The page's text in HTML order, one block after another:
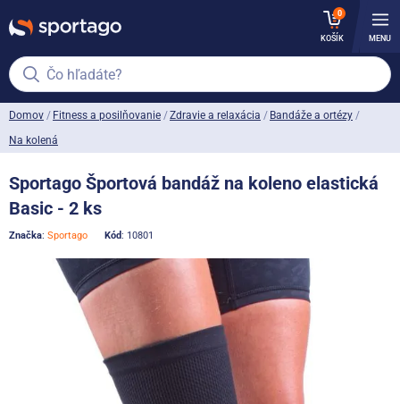
0
KOŠÍK MENU
Čo hľadáte?
Domov Fitness a posilňovanie Zdravie a relaxácia
Bandáže a ortézy
Na kolená
Značka: Sportago Kód: 10801
Sportago Športová bandáž na koleno elastická
Basic - 2 ks